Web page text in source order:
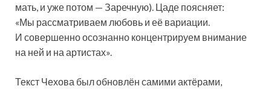
мать, и уже потом — Заречную). Цаде поясняет:
«Мы рассматриваем любовь и её вариации.
И совершенно осознанно концентрируем внимание
на ней и на артистах».
Текст Чехова был обновлён самими актёрами,